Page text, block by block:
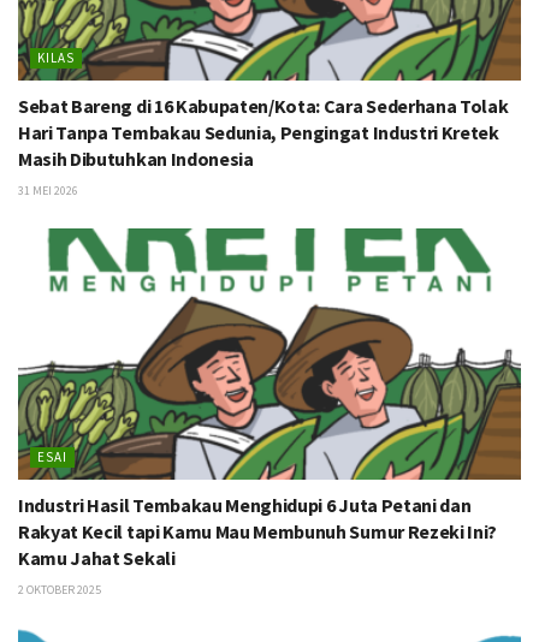
KILAS
Sebat Bareng di 16 Kabupaten/Kota: Cara Sederhana Tolak
Hari Tanpa Tembakau Sedunia, Pengingat Industri Kretek
Masih Dibutuhkan Indonesia
31 MEI 2026
ESAI
Industri Hasil Tembakau Menghidupi 6 Juta Petani dan
Rakyat Kecil tapi Kamu Mau Membunuh Sumur Rezeki Ini?
Kamu Jahat Sekali
2 OKTOBER 2025